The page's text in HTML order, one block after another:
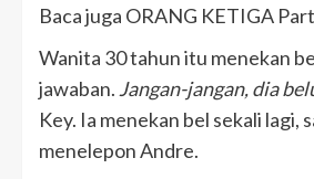
Baca juga ORANG KETIGA
Wanita 30 tahun itu menekan
jawaban. Jangan-jangan, dia
Key. Ia menekan bel sekali lagi,
menelepon Andre.